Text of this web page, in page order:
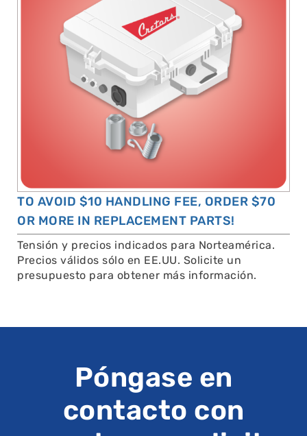
TO AVOID $10 HANDLING FEE, ORDER $70
OR MORE IN REPLACEMENT PARTS!
Tensión y precios indicados para Norteamérica.
Precios válidos sólo en EE.UU. Solicite un
presupuesto para obtener más información.
Póngase en
contacto con